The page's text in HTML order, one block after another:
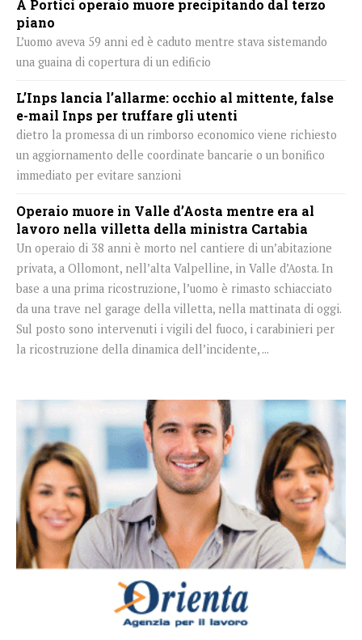
A Portici operaio muore precipitando dal terzo
piano
L’uomo aveva 59 anni ed è caduto mentre stava sistemando
una guaina di copertura di un edificio
L’Inps lancia l’allarme: occhio al mittente, false
e-mail Inps per truffare gli utenti
dietro la promessa di un rimborso economico viene richiesto
un aggiornamento delle coordinate bancarie o un bonifico
immediato per evitare sanzioni
Operaio muore in Valle d’Aosta mentre era al
lavoro nella villetta della ministra Cartabia
Un operaio di 38 anni è morto nel cantiere di un’abitazione
privata, a Ollomont, nell’alta Valpelline, in Valle d’Aosta. In
base a una prima ricostruzione, l’uomo è rimasto schiacciato
da una trave nel garage della villetta, nella mattinata di oggi.
Sul posto sono intervenuti i vigili del fuoco, i carabinieri per
la ricostruzione della dinamica dell’incidente, ...